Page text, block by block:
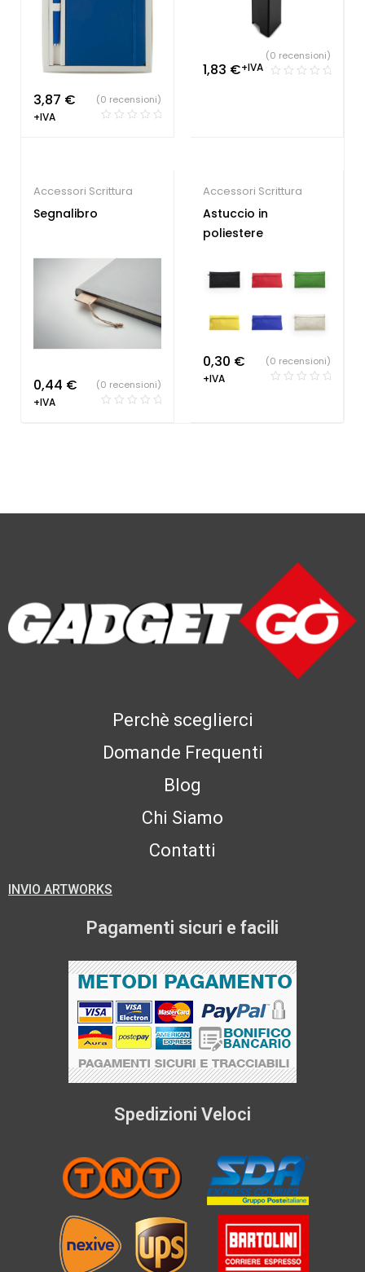
3,87 €
+IVA
(0 recensioni)
1,83 €+IVA
(0 recensioni)
Accessori Scrittura
Segnalibro
0,44 €
+IVA
(0 recensioni)
Accessori Scrittura
Astuccio in
poliestere
0,30 €
+IVA
(0 recensioni)
Perchè sceglierci
Domande Frequenti
Blog
Chi Siamo
Contatti
INVIO ARTWORKS
Pagamenti sicuri e facili
Spedizioni Veloci